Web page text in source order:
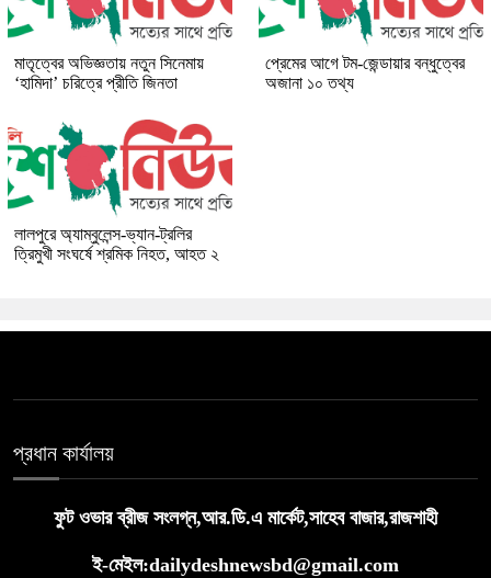
মাতৃত্বের অভিজ্ঞতায় নতুন সিনেমায়
‘হামিদা’ চরিত্রে প্রীতি জিনতা
প্রেমের আগে টম-জেন্ডায়ার বন্ধুত্বের
অজানা ১০ তথ্য
লালপুরে অ্যাম্বুলেন্স-ভ্যান-ট্রলির
ত্রিমুখী সংঘর্ষে শ্রমিক নিহত, আহত ২
প্রধান কার্যালয়
ফুট ওভার ব্রীজ সংলগ্ন,আর.ডি.এ মার্কেট,সাহেব বাজার,রাজশাহী
ই-মেইল:dailydeshnewsbd@gmail.com